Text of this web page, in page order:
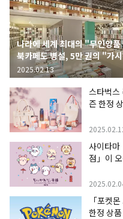
나라에 세계 최대의 "무인양
북카페도 병설, 5만 권의 "가
2025.02.13
스타벅스
즌 한정
사이타마
점」이
「포켓
한정 상